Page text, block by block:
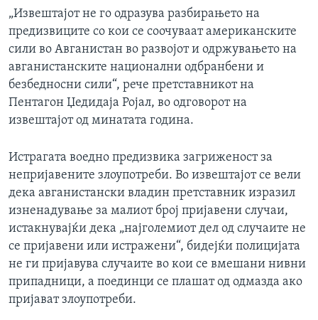
„Извештајот не го одразува разбирањето на
предизвиците со кои се соочуваат американските
сили во Авганистан во развојот и одржувањето на
авганистанските национални одбранбени и
безбедносни сили“, рече претставникот на
Пентагон Џедидаја Ројал, во одговорот на
извештајот од минатата година.
Истрагата воедно предизвика загриженост за
непријавените злоупотреби. Во извештајот се вели
дека авганистански владин претставник изразил
изненадување за малиот број пријавени случаи,
истакнувајќи дека „најголемиот дел од случаите не
се пријавени или истражени“, бидејќи полицијата
не ги пријавува случаите во кои се вмешани нивни
припадници, а поединци се плашат од одмазда ако
пријават злоупотреби.